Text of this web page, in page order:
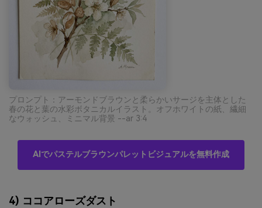
プロンプト：アーモンドブラウンと柔らかいサージを主体とした
春の花と葉の水彩ボタニカルイラスト。オフホワイトの紙、繊細
なウォッシュ、ミニマル背景 --ar 3:4
AIでパステルブラウンパレットビジュアルを無料作成
4) ココアローズダスト